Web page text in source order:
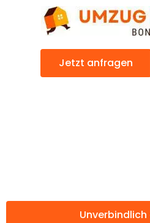
Jetzt anfragen